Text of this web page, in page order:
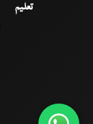
تعلیم